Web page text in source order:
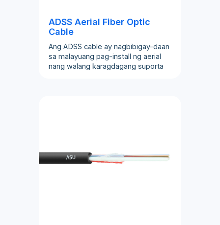
ADSS Aerial Fiber Optic
Cable
Ang ADSS cable ay nagbibigay-daan
sa malayuang pag-install ng aerial
nang walang karagdagang suporta